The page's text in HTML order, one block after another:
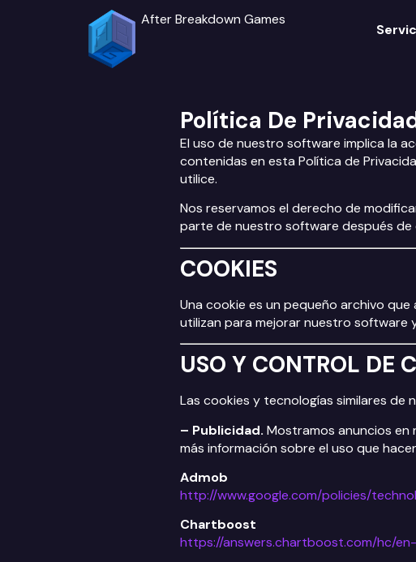
After Breakdown Games
Política De
El uso de nuestro software implica la
contenidas en esta Política de
utilice.
Nos reservamos el derecho de
parte de nuestro software después
COOKIES
Una cookie es un pequeño archivo
utilizan para mejorar nuestro software
USO Y CONTROL DE
Las cookies y tecnologías similares de
– Publicidad. Mostramos anuncios
más información sobre el uso que
Admob
http://www.google.com/policies/
Chartboost
https://answers.chartboost.com/hc/